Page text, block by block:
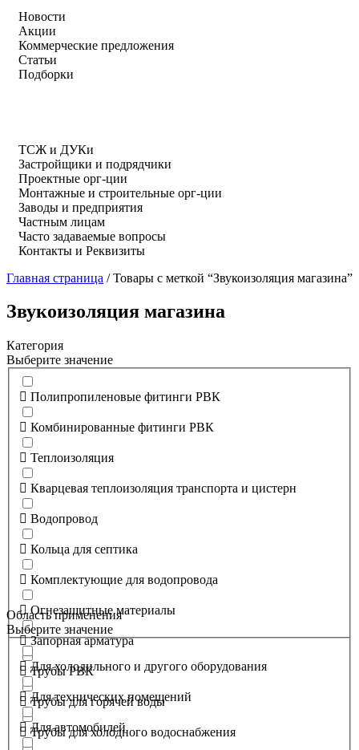
Новости
Акции
Коммерческие предложения
Статьи
Подборки
ТСЖ и ДУКи
Застройщики и подрядчики
Проектные орг-ции
Монтажные и строительные орг-ции
Заводы и предприятия
Частным лицам
Часто задаваемые вопросы
Контакты и Реквизиты
Главная страница /Товары с меткой “Звукоизоляция магазина”
Звукоизоляция магазина
Категория
Выберите значение
Полипропиленовые фитинги РВК
Комбинированные фитинги РВК
Теплоизоляция
Кварцевая теплоизоляция транспорта и цистерн
Водопровод
Кольца для септика
Комплектующие для водопровода
Огнезащитные материалы
Запорная арматура
Трубы РВК
Трубы для горячей воды
Трубы для холодного водоснабжения
Область применения
Выберите значение
Для холодильного и другого оборудования
Для технических помещений
Для автомобилей